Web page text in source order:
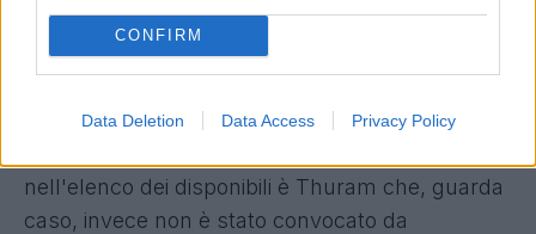
CONFIRM
Data Deletion Data Access Privacy Policy
problema al ginocchio e per quanto la situazione
sia disperata non è il caso di correre alcun
numero 10 juventino parteciperà a differenza di
nell'elenco dei disponibili è Thuram che, guarda
caso, invece non è stato convocato da